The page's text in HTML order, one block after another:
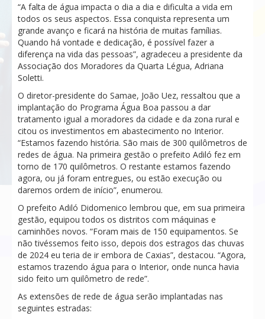
“A falta de água impacta o dia a dia e dificulta a vida em
todos os seus aspectos. Essa conquista representa um
grande avanço e ficará na história de muitas famílias.
Quando há vontade e dedicação, é possível fazer a
diferença na vida das pessoas”, agradeceu a presidente da
Associação dos Moradores da Quarta Légua, Adriana
Soletti.
O diretor-presidente do Samae, João Uez, ressaltou que a
implantação do Programa Água Boa passou a dar
tratamento igual a moradores da cidade e da zona rural e
citou os investimentos em abastecimento no Interior.
“Estamos fazendo história. São mais de 300 quilômetros de
redes de água. Na primeira gestão o prefeito Adiló fez em
torno de 170 quilômetros. O restante estamos fazendo
agora, ou já foram entregues, ou estão execução ou
daremos ordem de início”, enumerou.
O prefeito Adiló Didomenico lembrou que, em sua primeira
gestão, equipou todos os distritos com máquinas e
caminhões novos. “Foram mais de 150 equipamentos. Se
não tivéssemos feito isso, depois dos estragos das chuvas
de 2024 eu teria de ir embora de Caxias”, destacou. “Agora,
estamos trazendo água para o Interior, onde nunca havia
sido feito um quilômetro de rede”.
As extensões de rede de água serão implantadas nas
seguintes estradas: